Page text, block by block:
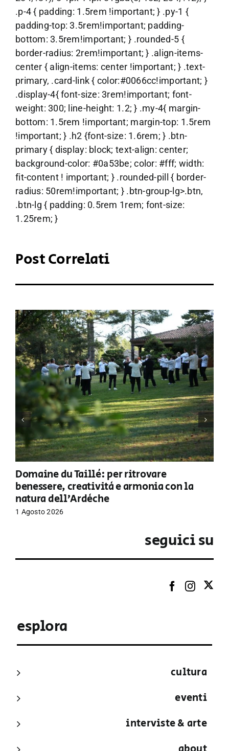
.p-4 { padding: 1.5rem !important; } .py-1 {
padding-top: 3.5rem!important; padding-
bottom: 3.5rem!important; } .rounded-5 {
border-radius: 2rem!important; } .align-items-
center { align-items: center !important; } .text-
primary, .card-link { color:#0066cc!important; }
.display-4{ font-size: 3rem!important; font-
weight: 300; line-height: 1.2; } .my-4{ margin-
bottom: 1.5rem !important; margin-top: 1.5rem
!important; } .h2 {font-size: 1.6rem; } .btn-
primary { display: block; text-align: center;
background-color: #0a53be; color: #fff; width:
fit-content ! important; } .rounded-pill { border-
radius: 50rem!important; } .btn-group-lg>.btn,
.btn-lg { padding: 0.5rem 1rem; font-size:
1.25rem; }
Post Correlati
Domaine du Taillé: per ritrovare
benessere, creatività e armonia con la
natura dell’Ardèche
1 Agosto 2026
seguici su
esplora
cultura
eventi
interviste & arte